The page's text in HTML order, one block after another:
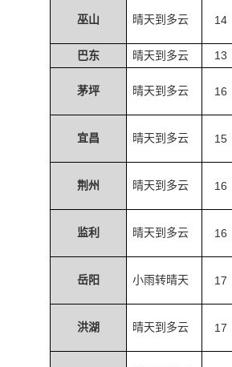
巫山 晴天到多云 14
巴东 晴天到多云 13
茅坪 晴天到多云 16
宜昌 晴天到多云 15
荆州 晴天到多云 16
监利 晴天到多云 16
岳阳 小雨转晴天 17
洪湖 晴天到多云 17